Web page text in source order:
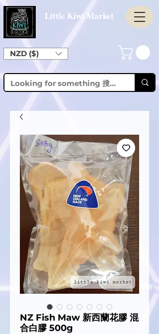
Little Kiwi Market
NZD ($)
NZ Fish Maw 新西蘭花膠 混
合白膠 500g